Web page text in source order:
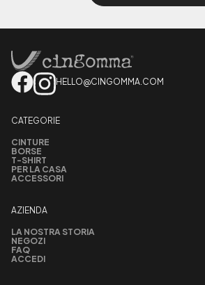
HELLO@CINGOMMA.COM
CATEGORIE
CINTURE
BORSE
T-SHIRT
PER LA CASA
ACCESSORI
AZIENDA
LA NOSTRA STORIA
NEGOZI
FAQ
ACCEDI